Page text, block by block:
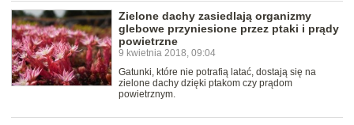
Zielone dachy zasiedlają organizmy
glebowe przyniesione przez ptaki i prądy
powietrzne
9 kwietnia 2018, 09:04
Gatunki, które nie potrafią latać, dostają się na
zielone dachy dzięki ptakom czy prądom
powietrznym.